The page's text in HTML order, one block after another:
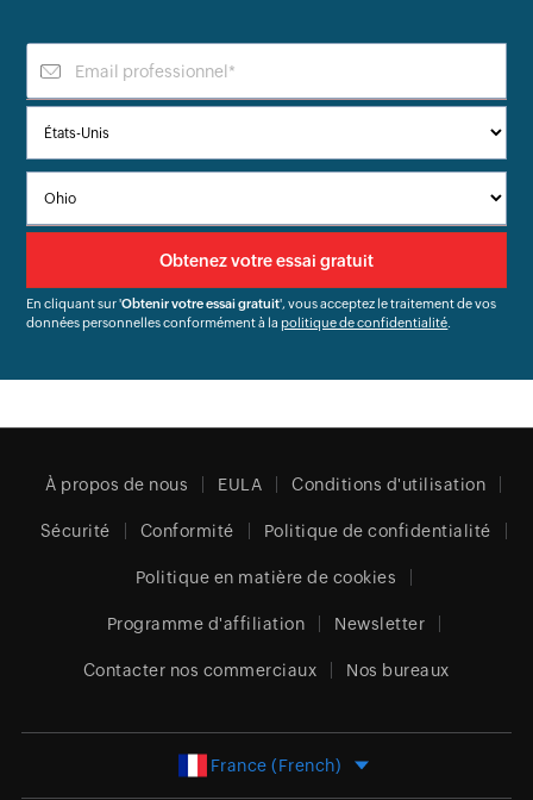
En cliquant sur 'Obtenir votre essai gratuit', vous acceptez le traitement de vos
données personnelles conformément à la politique de confidentialité
À propos de nous EULA Conditions d'utilisation
Sécurité Conformité Politique de confidentialité
Politique en matière de cookies
Programme d'affiliation Newsletter
Contacter nos commerciaux Nos bureaux
France (French)